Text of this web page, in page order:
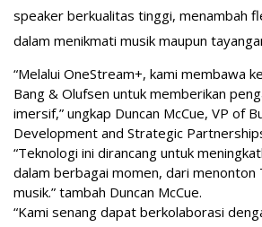
speaker berkualitas tinggi, menambah
dalam menikmati musik maupun
“Melalui OneStream+, kami membawa
Bang & Olufsen untuk memberikan
imersif,” ungkap Duncan McCue, VP of
Development and Strategic
“Teknologi ini dirancang untuk
dalam berbagai momen, dari menonton
musik.” tambah Duncan McCue.
“Kami senang dapat berkolaborasi